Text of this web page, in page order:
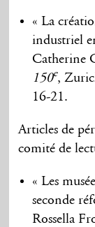
« La
industriel
Catherine
150e,
16-21.
Articles de
comité de
« Les
seconde
Rossella